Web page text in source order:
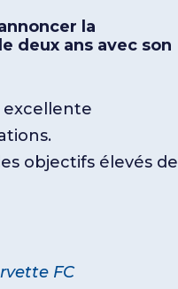
la
deux ans avec son
excellente
objectifs élevés de
FC